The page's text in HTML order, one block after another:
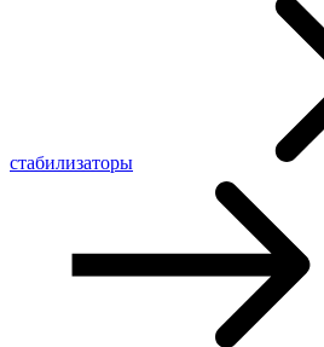
стабилизаторы